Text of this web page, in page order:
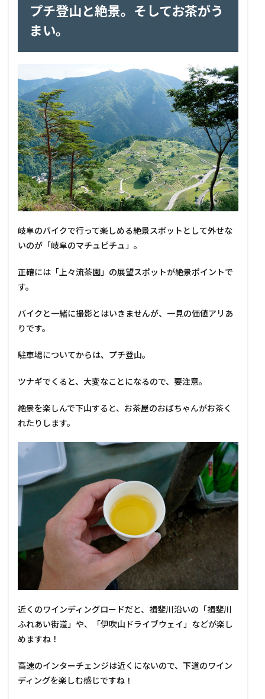
プチ登山と絶景。そしてお茶がう
まい。
岐阜のバイクで行って楽しめる絶景スポットとして外せな
いのが「岐阜のマチュピチュ」。
正確には「上々流茶園」の展望スポットが絶景ポイントで
す。
バイクと一緒に撮影とはいきませんが、一見の価値アリあ
りです。
駐車場についてからは、プチ登山。
ツナギでくると、大変なことになるので、要注意。
絶景を楽しんで下山すると、お茶屋のおばちゃんがお茶く
れたりします。
近くのワインディングロードだと、揖斐川沿いの「揖斐川
ふれあい街道」や、「伊吹山ドライブウェイ」などが楽し
めますね！
高速のインターチェンジは近くにないので、下道のワイン
ディングを楽しむ感じですね！